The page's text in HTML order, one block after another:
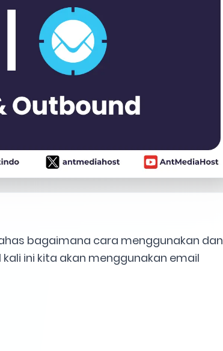
bagaimana cara menggunakan dan
ini kita akan menggunakan email